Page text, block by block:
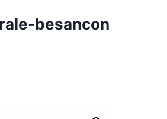
besancon